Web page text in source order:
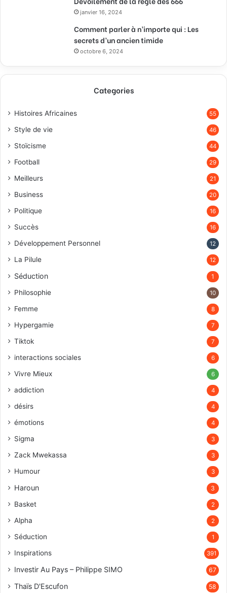
janvier 16, 2024
Comment parler à n’importe qui : Les
secrets d’un ancien timide
octobre 6, 2024
Categories
Histoires Africaines 55
Style de vie 46
Stoïcisme 44
Football 29
Meilleurs 21
Business 20
Politique 16
Succès 16
Développement Personnel 12
La Pilule 12
Séduction 1
Philosophie 10
Femme 8
Hypergamie 7
Tiktok 7
interactions sociales 6
Vivre Mieux 6
addiction 4
désirs 4
émotions 4
Sigma 3
Zack Mwekassa 3
Humour 3
Haroun 3
Basket 2
Alpha 2
Séduction 1
Inspirations 391
Investir Au Pays – Philippe SIMO 67
Thaïs D'Escufon 58